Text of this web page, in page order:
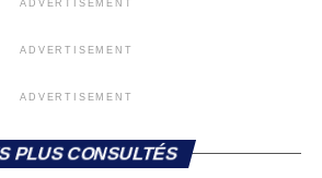
ADVERTISEMENT
ADVERTISEMENT
ADVERTISEMENT
PLUS CONSULTÉS